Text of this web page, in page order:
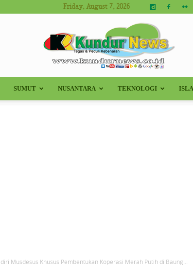
Friday, August 7, 2026
Kundur
SUMUT NUSANTARA TEKNOLOGI
Musdesus Khusus Pembentukan Koperasi Merah Putih di Baung...